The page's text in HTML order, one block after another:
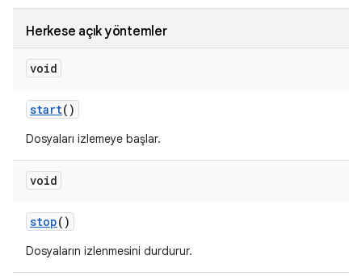
Herkese açık yöntemler
void
start()
Dosyaları izlemeye başlar.
void
stop()
Dosyaların izlenmesini durdurur.